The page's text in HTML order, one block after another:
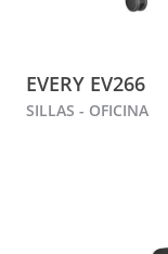
EVERY EV266
SILLAS - OFICINA